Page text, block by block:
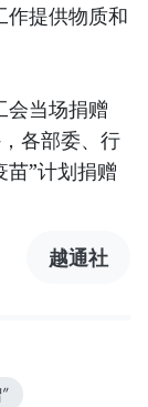
作提供物质和
会当场捐赠
各部委、行
”计划捐赠
越通社